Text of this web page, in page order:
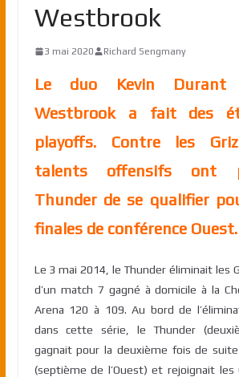
Westbrook
3 mai 2020 Richard Sengmany
Le duo Kevin Durant
Westbrook a fait des
playoffs. Contre les
talents offensifs ont
Thunder de se qualifier
finales de conférence Ouest.
Le 3 mai 2014, le Thunder éliminait les
d’un match 7 gagné à domicile à la
Arena 120 à 109. Au bord de
dans cette série, le Thunder
gagnait pour la deuxième fois de
(septième de l’Ouest) et rejoignait les